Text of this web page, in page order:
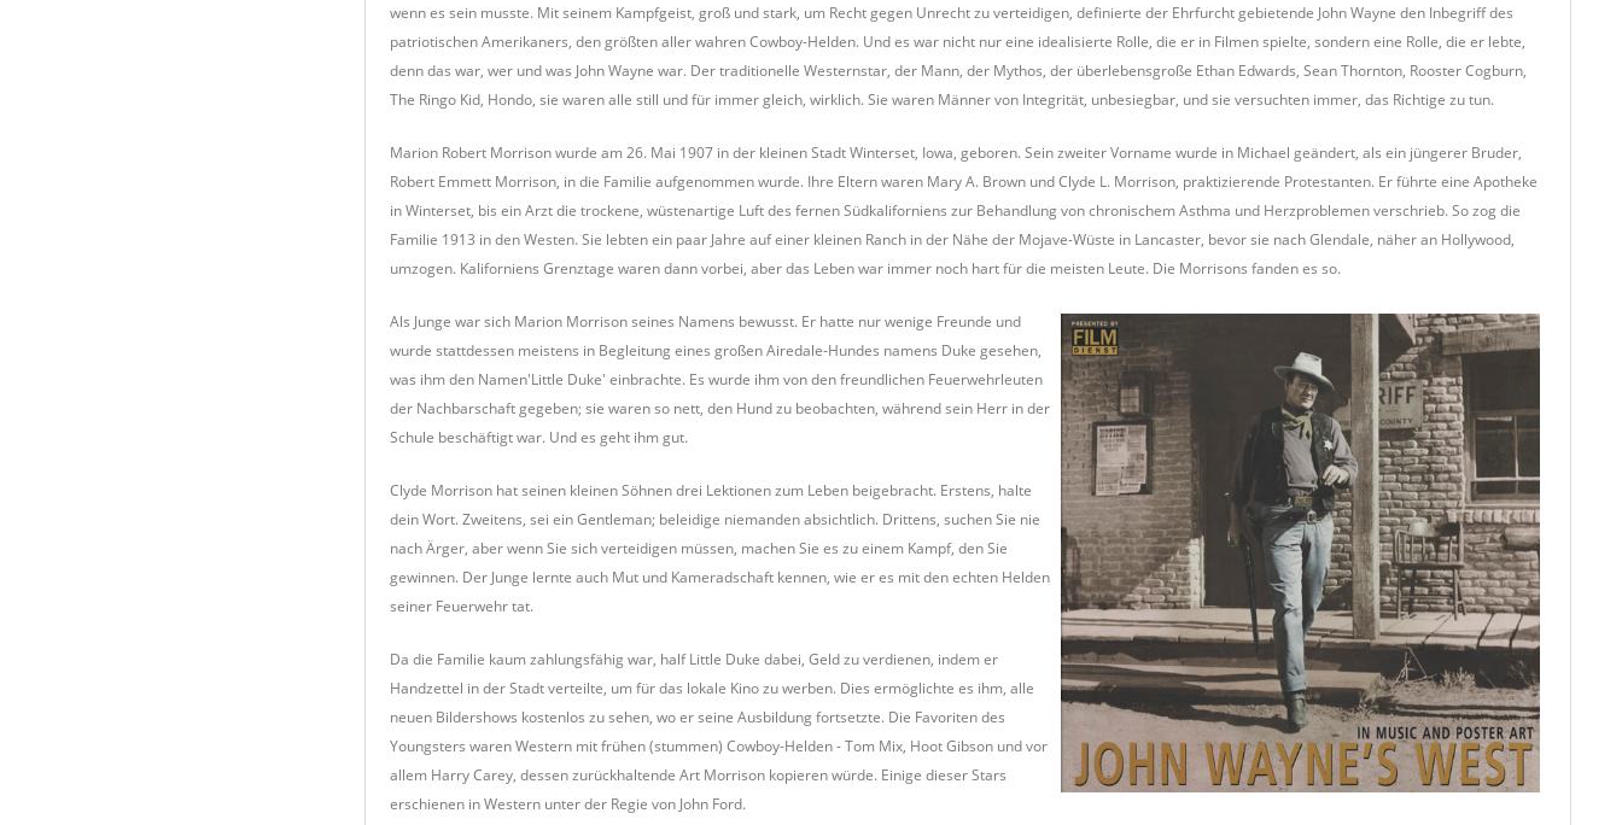
wenn es sein musste. Mit seinem Kampfgeist, groß und stark, um Recht gegen Unrecht zu verteidigen, definierte der Ehrfurcht gebietende John Wayne den Inbegriff des
patriotischen Amerikaners, den größten aller wahren Cowboy-Helden. Und es war nicht nur eine idealisierte Rolle, die er in Filmen spielte, sondern eine Rolle, die er lebte,
denn das war, wer und was John Wayne war. Der traditionelle Westernstar, der Mann, der Mythos, der überlebensgroße Ethan Edwards, Sean Thornton, Rooster Cogburn,
The Ringo Kid, Hondo, sie waren alle still und für immer gleich, wirklich. Sie waren Männer von Integrität, unbesiegbar, und sie versuchten immer, das Richtige zu tun.
Marion Robert Morrison wurde am 26. Mai 1907 in der kleinen Stadt Winterset, Iowa, geboren. Sein zweiter Vorname wurde in Michael geändert, als ein jüngerer Bruder,
Robert Emmett Morrison, in die Familie aufgenommen wurde. Ihre Eltern waren Mary A. Brown und Clyde L. Morrison, praktizierende Protestanten. Er führte eine Apotheke
in Winterset, bis ein Arzt die trockene, wüstenartige Luft des fernen Südkaliforniens zur Behandlung von chronischem Asthma und Herzproblemen verschrieb. So zog die
Familie 1913 in den Westen. Sie lebten ein paar Jahre auf einer kleinen Ranch in der Nähe der Mojave-Wüste in Lancaster, bevor sie nach Glendale, näher an Hollywood,
umzogen. Kaliforniens Grenztage waren dann vorbei, aber das Leben war immer noch hart für die meisten Leute. Die Morrisons fanden es so.
Als Junge war sich Marion Morrison seines Namens bewusst. Er hatte nur wenige Freunde und
wurde stattdessen meistens in Begleitung eines großen Airedale-Hundes namens Duke gesehen,
was ihm den Namen'Little Duke' einbrachte. Es wurde ihm von den freundlichen Feuerwehrleuten
der Nachbarschaft gegeben; sie waren so nett, den Hund zu beobachten, während sein Herr in der
Schule beschäftigt war. Und es geht ihm gut.
Clyde Morrison hat seinen kleinen Söhnen drei Lektionen zum Leben beigebracht. Erstens, halte
dein Wort. Zweitens, sei ein Gentleman; beleidige niemanden absichtlich. Drittens, suchen Sie nie
nach Ärger, aber wenn Sie sich verteidigen müssen, machen Sie es zu einem Kampf, den Sie
gewinnen. Der Junge lernte auch Mut und Kameradschaft kennen, wie er es mit den echten Helden
seiner Feuerwehr tat.
Da die Familie kaum zahlungsfähig war, half Little Duke dabei, Geld zu verdienen, indem er
Handzettel in der Stadt verteilte, um für das lokale Kino zu werben. Dies ermöglichte es ihm, alle
neuen Bildershows kostenlos zu sehen, wo er seine Ausbildung fortsetzte. Die Favoriten des
Youngsters waren Western mit frühen (stummen) Cowboy-Helden - Tom Mix, Hoot Gibson und vor
allem Harry Carey, dessen zurückhaltende Art Morrison kopieren würde. Einige dieser Stars
erschienen in Western unter der Regie von John Ford.